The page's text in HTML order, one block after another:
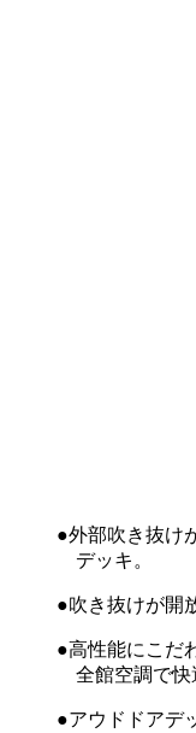
●外部吹き抜け
デッキ。
●吹き抜けが開
●高性能にこだ
全館空調で快
●アウドドアデ